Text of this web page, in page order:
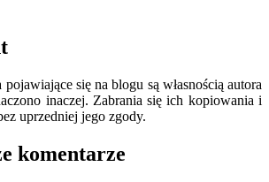
się na blogu są własnością autora
inaczej. Zabrania się ich kopiowania i
uprzedniej jego zgody.
komentarze